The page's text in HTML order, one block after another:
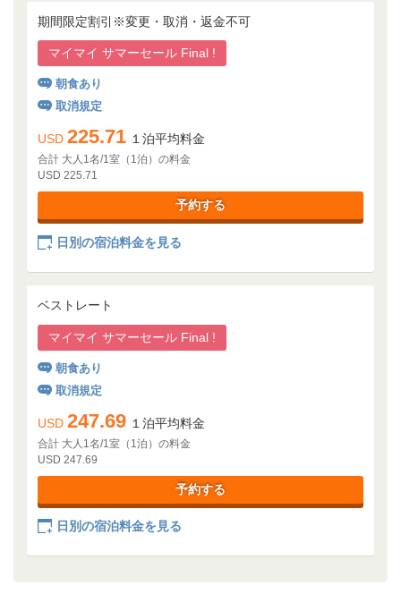
期間限定割引※変更・取消・返金不可
マイマイ サマーセール Final !
朝食あり
取消規定
USD 225.71 １泊平均料金
合計 大人1名/1室（1泊）の料金
USD 225.71
予約する
日別の宿泊料金を見る
ベストレート
マイマイ サマーセール Final !
朝食あり
取消規定
USD 247.69 １泊平均料金
合計 大人1名/1室（1泊）の料金
USD 247.69
予約する
日別の宿泊料金を見る